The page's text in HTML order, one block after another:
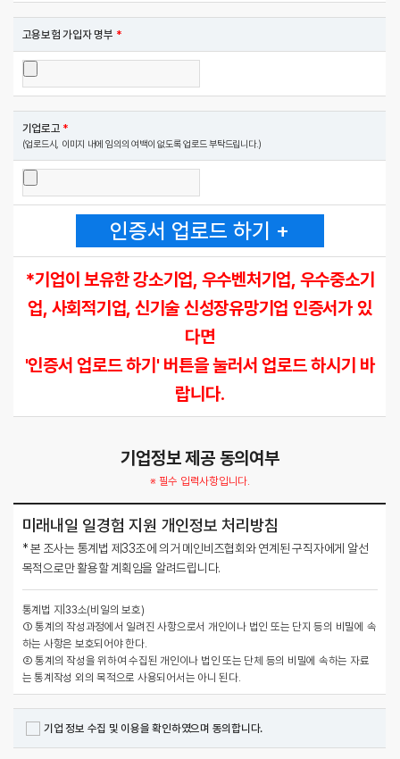
고용보험 가입자 명부 *
기업로고 *
(업로드시, 이미지 내에 임의의 여백이 없도록 업로드 부탁드립니다.)
인증서 업로드 하기 +
*기업이 보유한 강소기업, 우수벤처기업, 우수중소기
업, 사회적기업, 신기술 신성장유망기업 인증서가 있
다면
'인증서 업로드 하기' 버튼을 눌러서 업로드 하시기 바
랍니다.
기업정보 제공 동의여부
※ 필수 입력사항입니다.
미래내일 일경험 지원 개인정보 처리방침
* 본 조사는 통계법 제33조에 의거 메인비즈협회와 연계된 구직자에게 알선
목적으로만 활용할 계획임을 알려드립니다.
통계법 지|33소(비일의 보호)
① 통계의 작성과정에서 일려진 사항으로서 개인이나 법인 또는 단지 등의 비밀에 속
하는 사항은 보호되어야 한다.
② 통계의 작성을 위하여 수집된 개인이나 법인 또는 단체 등의 비밀에 속하는 자료
는 통계작성 외의 목적으로 사용되어서는 아니 된다.
기업 정보 수집 및 이용을 확인하였으며 동의합니다.